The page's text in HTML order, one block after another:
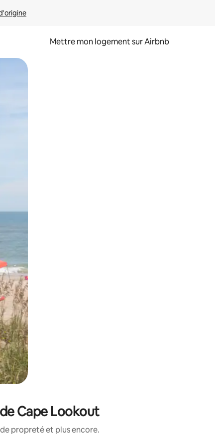
Mettre mon logement sur Airbnb
glisser.
Cape Lookout
propreté et plus encore.